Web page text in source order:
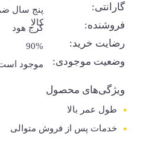
گارانتی:
پنج سال
کالا
فروشنده: کرج هود
رضایت خرید: 90%
وضعیت موجودی: موجود
ویژگی‌های محصول
طول عمر بالا
خدمات پس از فروش متوالی